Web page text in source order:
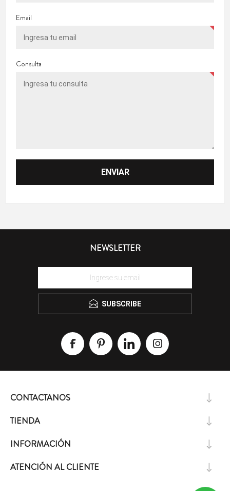
Email
Consulta
NEWSLETTER
SUBSCRIBE
CONTACTANOS
TIENDA
INFORMACIÓN
ATENCIÓN AL CLIENTE